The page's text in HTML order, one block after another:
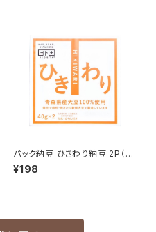
パック納豆 ひきわり納豆 2P（青
森県産）
¥198